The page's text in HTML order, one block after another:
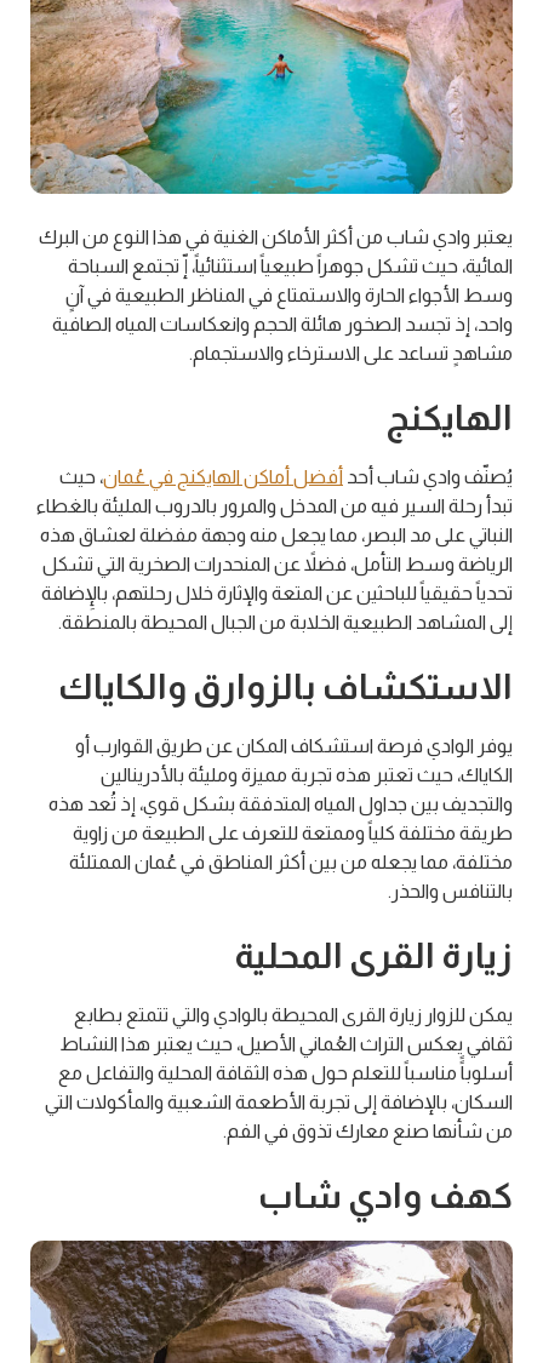
يعتبر وادي شاب من أكثر الأماكن الغنية في هذا النوع من البرك
المائية، حيث تشكل جوهراً طبيعياً استثنائياً، إّ تجتمع السباحة
وسط الأجواء الحارة والاستمتاع في المناظر الطبيعية في آنٍ
واحد، إذ تجسد الصخور هائلة الحجم وانعكاسات المياه الصافية
مشاهدٍ تساعد على الاسترخاء والاستجمام.
الهايكنج
يُصنّف وادي شاب أحد أفضل أماكن الهايكنج في عُمان، حيث
تبدأ رحلة السير فيه من المدخل والمرور بالدروب المليئة بالغطاء
النباتي على مد البصر، مما يجعل منه وجهة مفضلة لعشاق هذه
الرياضة وسط التأمل، فضلاً عن المنحدرات الصخرية التي تشكل
تحدياً حقيقياً للباحثين عن المتعة والإثارة خلال رحلتهم، بالإِضافة
إلى المشاهد الطبيعية الخلابة من الجبال المحيطة بالمنطقة.
الاستكشاف بالزوارق والكاياك
يوفر الوادي فرصة استشكاف المكان عن طريق القوارب أو
الكاياك، حيث تعتبر هذه تجربة مميزة ومليئة بالأدرينالين
والتجديف بين جداول المياه المتدفقة بشكل قوي، إذ تُعد هذه
طريقة مختلفة كلياً وممتعة للتعرف على الطبيعة من زاوية
مختلفة، مما يجعله من بين أكثر المناطق في عُمان الممتلئة
بالتنافس والحذر.
زيارة القرى المحلية
يمكن للزوار زيارة القرى المحيطة بالوادي والتي تتمتع بطابع
ثقافي يعكس التراث العُماني الأصيل، حيث يعتبر هذا النشاط
أسلوباًً مناسباً للتعلم حول هذه الثقافة المحلية والتفاعل مع
السكان، بالإضافة إلى تجربة الأطعمة الشعبية والمأكولات التي
من شأنها صنع معارك تذوق في الفم.
كهف وادي شاب